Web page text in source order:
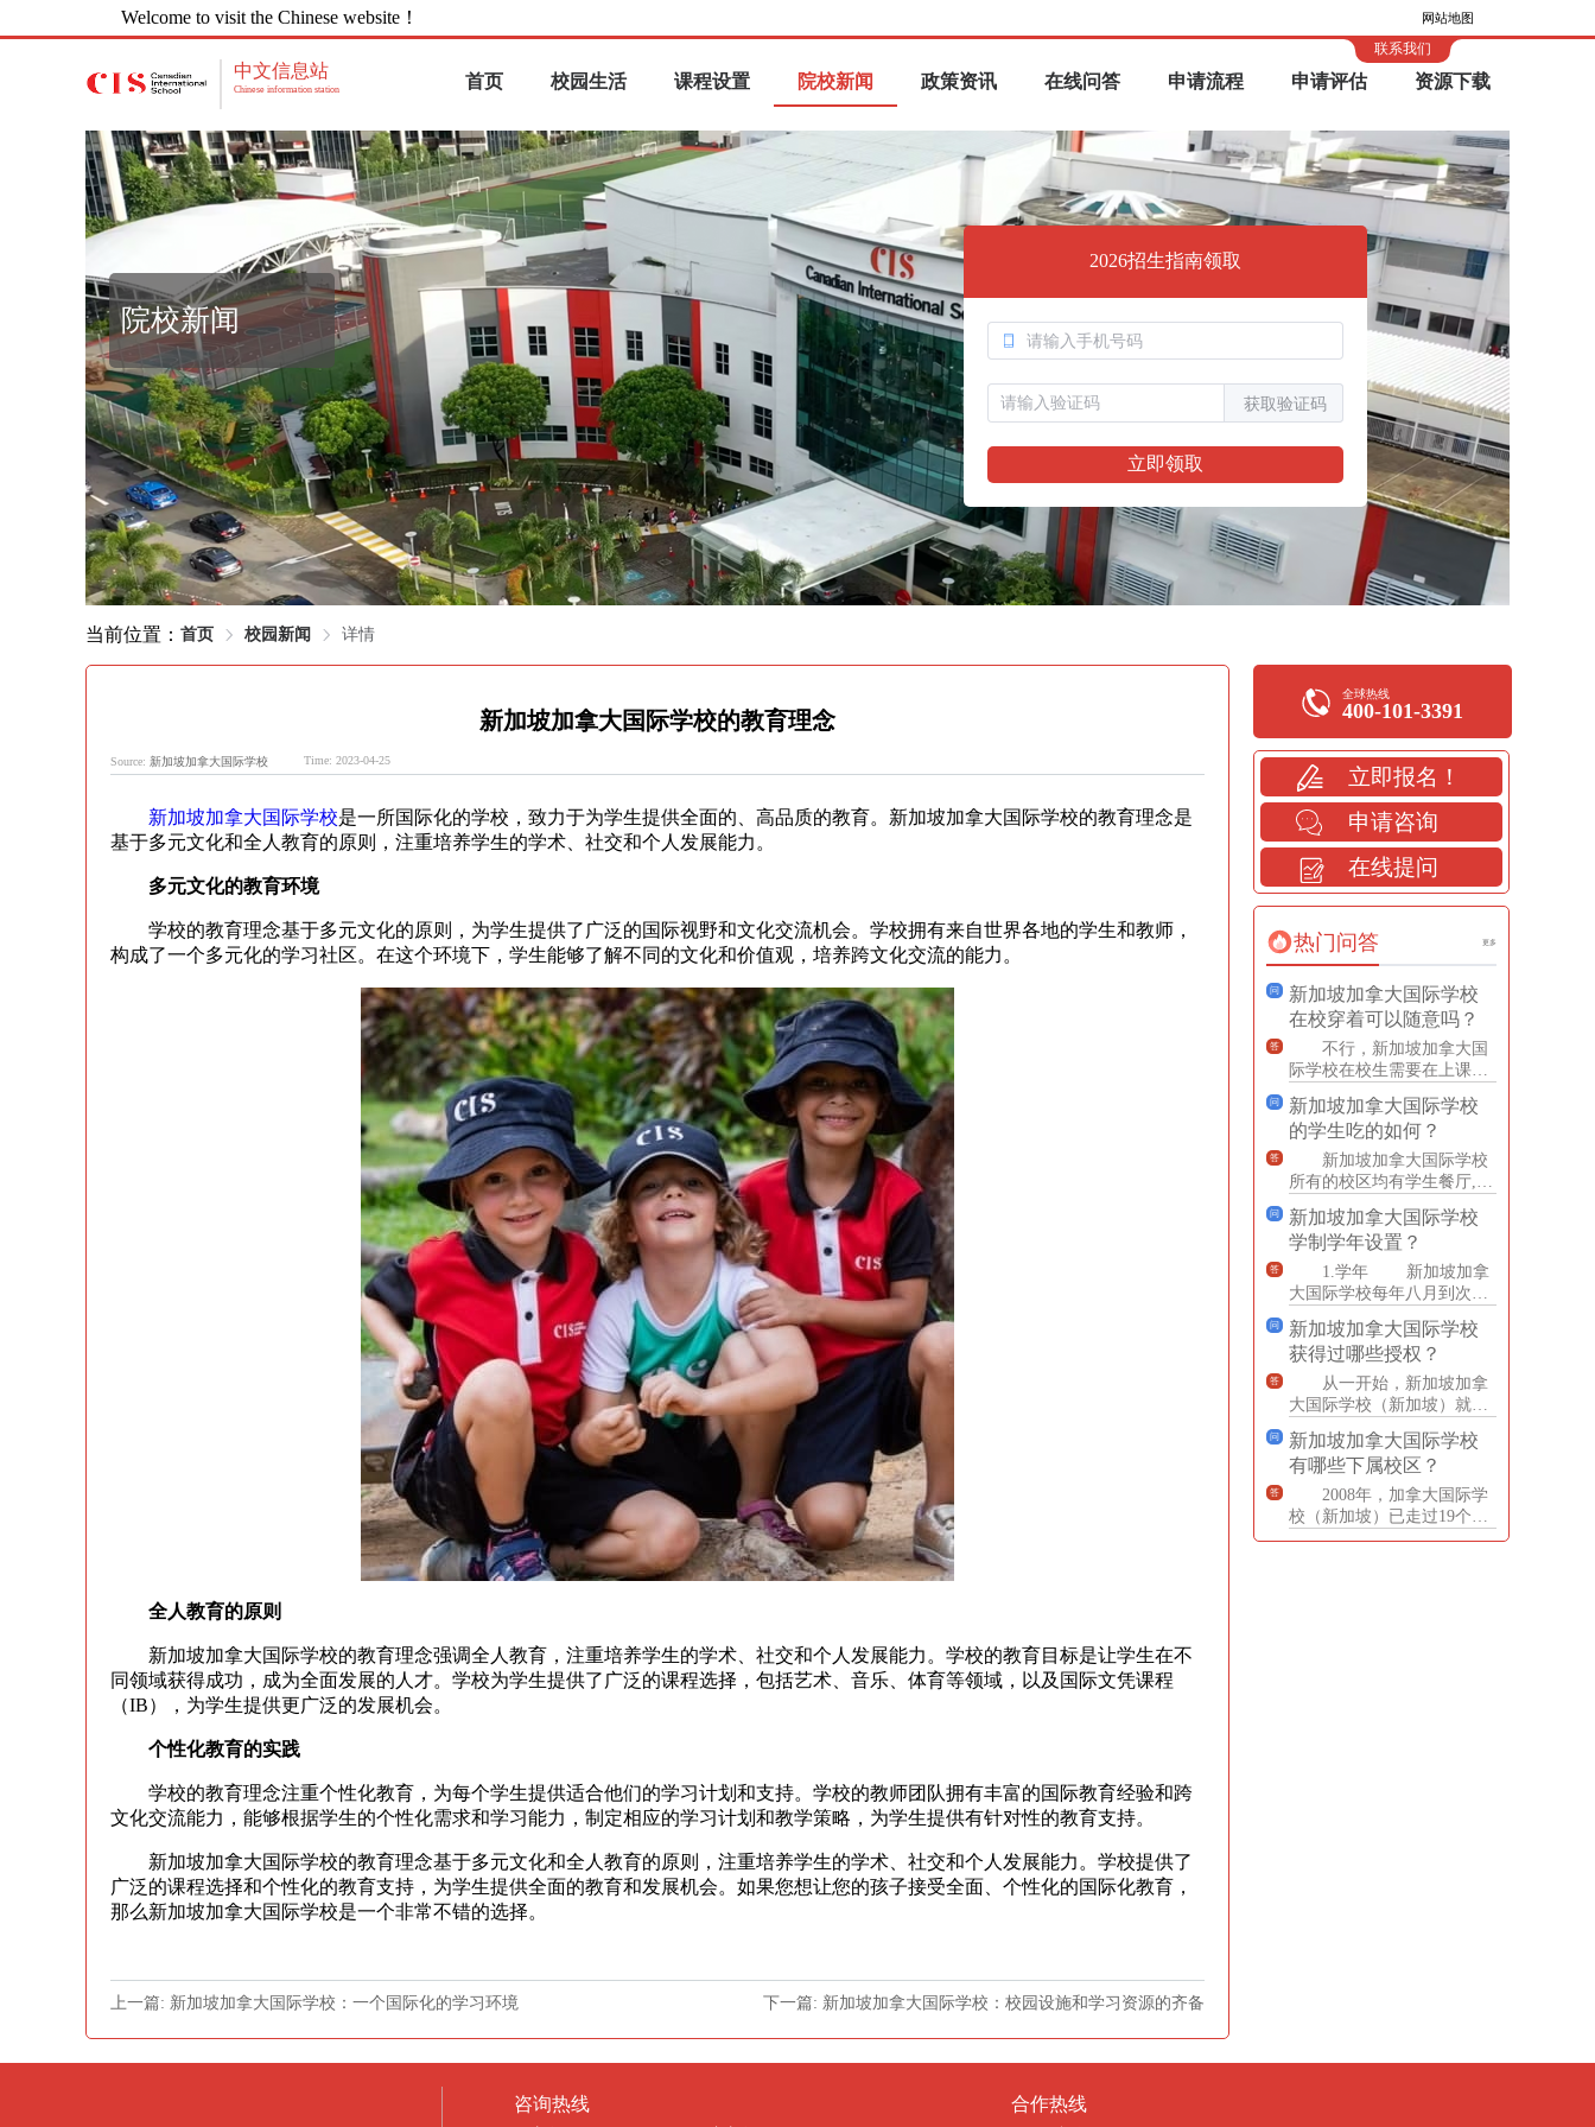
Welcome to visit the Chinese website！ 网站地图
中文信息站
Chinese information station 首页 校园生活 课程设置 院校新闻 政策资讯 在线问答 申请流程 申请评估 资源下载
联系我们
院校新闻
2026招生指南领取
获取验证码
立即领取
当前位置： 首页 校园新闻 详情
新加坡加拿大国际学校的教育理念
Source: 新加坡加拿大国际学校 Time: 2023-04-25
新加坡加拿大国际学校是一所国际化的学校，致力于为学生提供全面的、高品质的教育。新加坡加拿大国际学校的教育理念是
基于多元文化和全人教育的原则，注重培养学生的学术、社交和个人发展能力。
多元文化的教育环境
学校的教育理念基于多元文化的原则，为学生提供了广泛的国际视野和文化交流机会。学校拥有来自世界各地的学生和教师，
构成了一个多元化的学习社区。在这个环境下，学生能够了解不同的文化和价值观，培养跨文化交流的能力。
全人教育的原则
新加坡加拿大国际学校的教育理念强调全人教育，注重培养学生的学术、社交和个人发展能力。学校的教育目标是让学生在不
同领域获得成功，成为全面发展的人才。学校为学生提供了广泛的课程选择，包括艺术、音乐、体育等领域，以及国际文凭课程
（IB），为学生提供更广泛的发展机会。
个性化教育的实践
学校的教育理念注重个性化教育，为每个学生提供适合他们的学习计划和支持。学校的教师团队拥有丰富的国际教育经验和跨
文化交流能力，能够根据学生的个性化需求和学习能力，制定相应的学习计划和教学策略，为学生提供有针对性的教育支持。
新加坡加拿大国际学校的教育理念基于多元文化和全人教育的原则，注重培养学生的学术、社交和个人发展能力。学校提供了
广泛的课程选择和个性化的教育支持，为学生提供全面的教育和发展机会。如果您想让您的孩子接受全面、个性化的国际化教育，
那么新加坡加拿大国际学校是一个非常不错的选择。
上一篇: 新加坡加拿大国际学校：一个国际化的学习环境 下一篇: 新加坡加拿大国际学校：校园设施和学习资源的齐备
全球热线
400-101-3391
立即报名！
申请咨询
在线提问
热门问答
问
新加坡加拿大国际学校
在校穿着可以随意吗？
答
不行，新加坡加拿大国
际学校在校生需要在上课时
间统一着装为新加坡加拿大
国际学校校服。 尺寸和
风
问
新加坡加拿大国际学校
的学生吃的如何？
答
新加坡加拿大国际学校
所有的校区均有学生餐厅,提
供营养全面,花样丰富的中西
式餐点。学生可以根据自己
问
新加坡加拿大国际学校
学制学年设置？
答
1.学年 新加坡加拿
大国际学校每年八月到次年
六月中旬为一个学年。
每个学年为2个学期，每
问
新加坡加拿大国际学校
获得过哪些授权？
答
从一开始，新加坡加拿
大国际学校（新加坡）就为
加拿大安大略教育部所授
权，给合格的高中毕业生颁
发安大
问
新加坡加拿大国际学校
有哪些下属校区？
答
2008年，加拿大国际学
校（新加坡）已走过19个年
头。2008年，各校区接受来
更多
咨询热线 合作热线